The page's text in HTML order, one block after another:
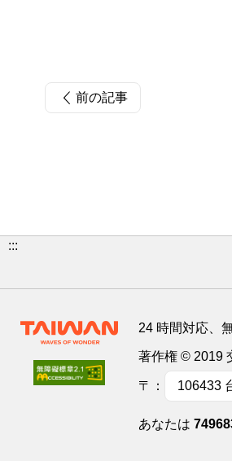
前の記事
:::
24 時間対応、
著作権 © 2019
〒： 106433
あなたは